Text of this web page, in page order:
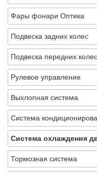
Фары фонари Оптика
Подвеска задних колес
Подвеска передних колес
Рулевое управление
Выхлопная система
Система
Система охлаждения
Тормозная система